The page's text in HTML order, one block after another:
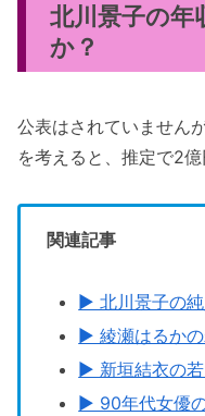
北川景子の
か？
公表はされていません
を考えると、推定で2
関連記事
▶ 北川景子の純
▶ 綾瀬はるか
▶ 新垣結衣の
▶ 90年代女優